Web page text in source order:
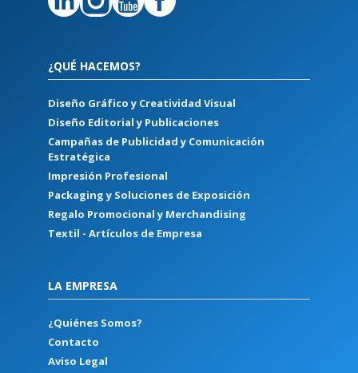
¿QUÉ HACEMOS?
Diseño Gráfico y Creatividad Visual
Diseño Editorial y Publicaciones
Campañas de Publicidad y Comunicación
Estratégica
Impresión Profesional
Packaging y Soluciones de Exposición
Regalo Promocional y Merchandising
Textil - Artículos de Empresa
LA EMPRESA
¿Quiénes Somos?
Contacto
Aviso Legal